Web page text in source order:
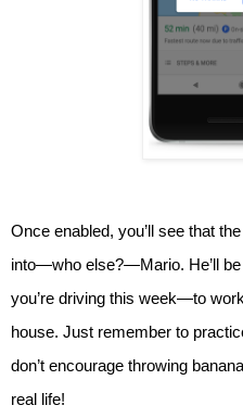
Once enabled, you’ll see that
into—who else?—Mario. He’ll
you’re driving this week—to
house. Just remember to
don’t encourage throwing
real life!